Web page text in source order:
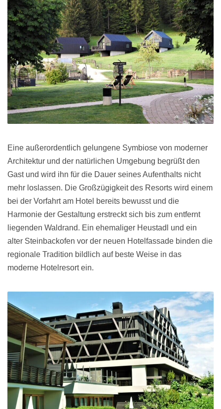
Eine außerordentlich gelungene Symbiose von moderner
Architektur und der natürlichen Umgebung begrüßt den
Gast und wird ihn für die Dauer seines Aufenthalts nicht
mehr loslassen. Die Großzügigkeit des Resorts wird einem
bei der Vorfahrt am Hotel bereits bewusst und die
Harmonie der Gestaltung erstreckt sich bis zum entfernt
liegenden Waldrand. Ein ehemaliger Heustadl und ein
alter Steinbackofen vor der neuen Hotelfassade binden die
regionale Tradition bildlich auf beste Weise in das
moderne Hotelresort ein.